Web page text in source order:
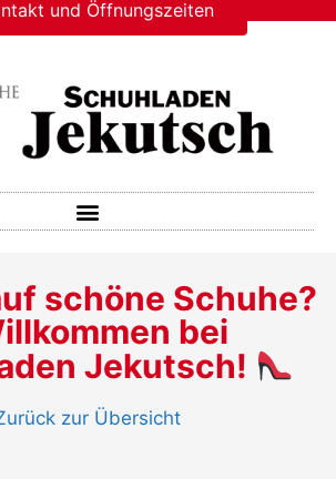
und Öffnungszeiten
schöne Schuhe?
bei
Jekutsch!
zur Übersicht